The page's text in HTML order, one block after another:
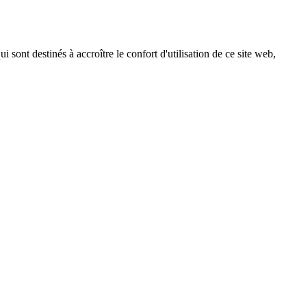
sont destinés à accroître le confort d'utilisation de ce site web,